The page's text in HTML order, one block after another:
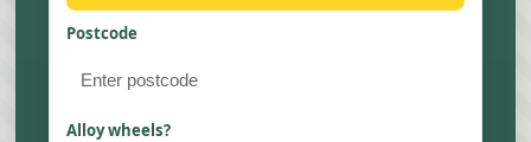
Postcode
Alloy wheels?